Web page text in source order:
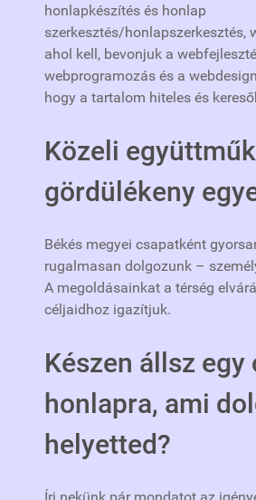
honlapkészítés és honlap
szerkesztés/honlapszerkesztés,
ahol kell, bevonjuk a
webprogramozás és a
hogy a tartalom hiteles és
Közeli
gördülékeny
Békés megyei csapatként
rugalmasan dolgozunk –
A megoldásainkat a térség
céljaidhoz igazítjuk.
Készen állsz egy
honlapra, ami
helyetted?